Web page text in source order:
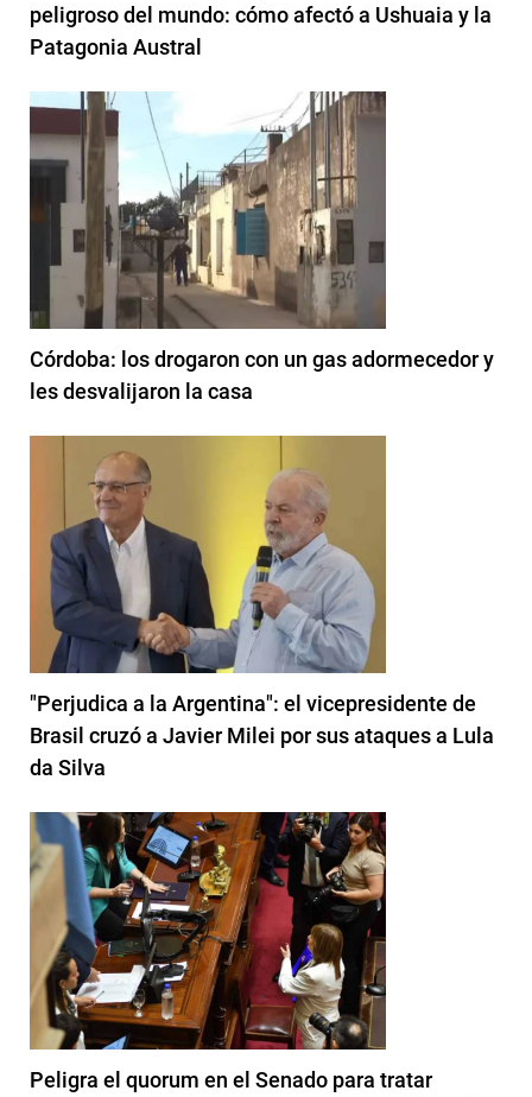
peligroso del mundo: cómo afectó a Ushuaia y la
Patagonia Austral
Córdoba: los drogaron con un gas adormecedor y
les desvalijaron la casa
"Perjudica a la Argentina": el vicepresidente de
Brasil cruzó a Javier Milei por sus ataques a Lula
da Silva
Peligra el quorum en el Senado para tratar